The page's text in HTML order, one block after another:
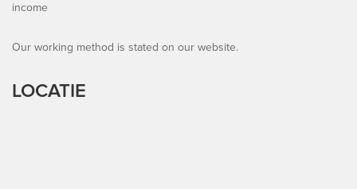
income
Our working method is stated on our website.
LOCATIE